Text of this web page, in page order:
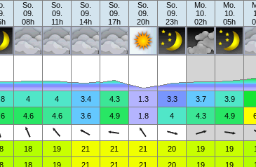
So.
09.
08h
So.
09.
11h
So.
09.
14h
So.
09.
17h
So.
09.
20h
So.
09.
23h
Mo.
10.
02h
Mo.
10.
05h
4 4 3.4 4.3 1.3 3.3 3.7 3.9
4.6 4.6 3.6 4.9 1.8 4 4.3 4.9
18 19 21 21 21 20 19 19
18 19 21 21 21 20 19 19